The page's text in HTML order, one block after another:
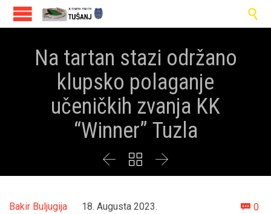

Na tartan stazi održano
klupsko polaganje
učeničkih zvanja KK
“Winner” Tuzla
  
Bakir Buljugija 18. Augusta 2023.  0